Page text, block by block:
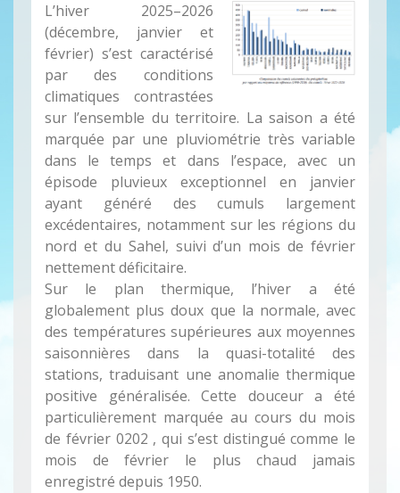
L’hiver 2025–2026
(décembre, janvier et
février) s’est caractérisé
par des conditions
climatiques contrastées
sur l’ensemble du territoire. La saison a été
marquée par une pluviométrie très variable
dans le temps et dans l’espace, avec un
épisode pluvieux exceptionnel en janvier
ayant généré des cumuls largement
excédentaires, notamment sur les régions du
nord et du Sahel, suivi d’un mois de février
nettement déficitaire.
Sur le plan thermique, l’hiver a été
globalement plus doux que la normale, avec
des températures supérieures aux moyennes
saisonnières dans la quasi-totalité des
stations, traduisant une anomalie thermique
positive généralisée. Cette douceur a été
particulièrement marquée au cours du mois
de février 0202 , qui s’est distingué comme le
mois de février le plus chaud jamais
enregistré depuis 1950.